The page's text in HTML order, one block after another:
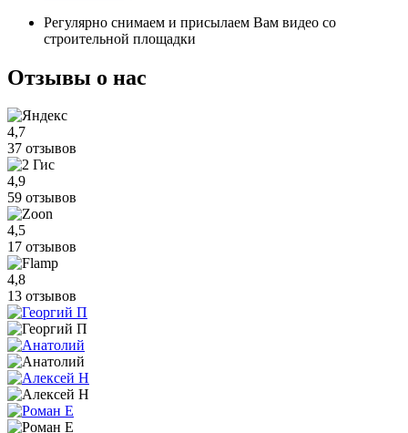
Регулярно снимаем и присылаем Вам видео со
строительной площадки
Отзывы о нас
4,7
37 отзывов
4,9
59 отзывов
4,5
17 отзывов
4,8
13 отзывов